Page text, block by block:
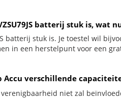
batterij stuk is, wat
batterij stuk is. Je toestel wil
in een herstelpunt voor een
Accu verschillende
niet zal